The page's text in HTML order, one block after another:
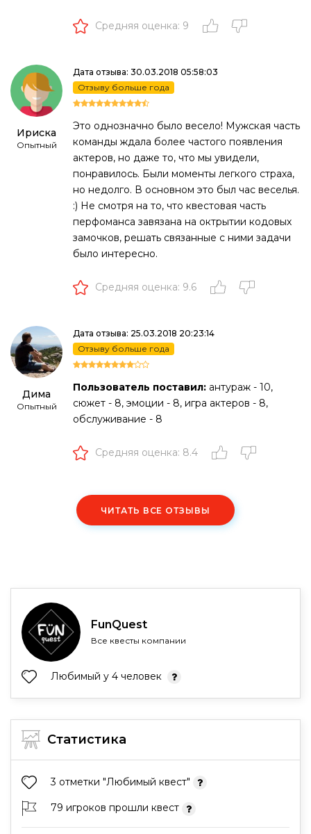
Средняя оценка: 9
Ириска
Опытный
Дата отзыва: 30.03.2018 05:58:03
Отзыву больше года
Это однозначно было весело! Мужская часть
команды ждала более частого появления
актеров, но даже то, что мы увидели,
понравилось. Были моменты легкого страха,
но недолго. В основном это был час веселья.
:) Не смотря на то, что квестовая часть
перфоманса завязана на октрытии кодовых
замочков, решать связанные с ними задачи
было интересно.
Средняя оценка: 9.6
Дима
Опытный
Дата отзыва: 25.03.2018 20:23:14
Отзыву больше года
Пользователь поставил: антураж - 10,
сюжет - 8, эмоции - 8, игра актеров - 8,
обслуживание - 8
Средняя оценка: 8.4
ЧИТАТЬ ВСЕ ОТЗЫВЫ
FunQuest
Все квесты компании
Любимый у 4 человек
Статистика
3 отметки "Любимый квест"
79 игроков прошли квест